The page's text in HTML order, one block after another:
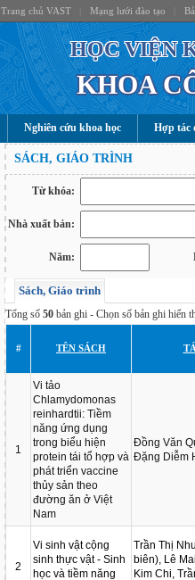
Trang chủ VAST Mạng lưới đào tạo
HỌC VIỆN
KHOA
Nghiên cứu khoa học Hợp tác
SÁCH, GIÁO TRÌNH
Từ khóa:
Nhà xuất bản:
Năm:
Sách, Giáo trình
Tổng số 50 bản ghi - Chọn số bản ghi hiển
# TÊN SÁCH
1
Vi tảo
Chlamydomonas
reinhardtii: Tiềm
năng ứng dụng
trong biểu hiện
protein tái tổ hợp và
phát triển vaccine
thủy sản theo
đường ăn ở Việt
Nam
Đồng Văn
Đặng Diễm
2
Vi sinh vật cộng
sinh thực vật - Sinh
học và tiềm năng
Trần Thị
biên), Lê
Kim Chi,